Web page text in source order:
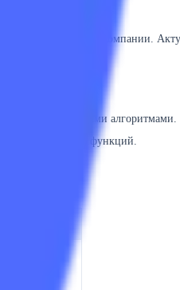
решениям компании.
и нетривиальными алгоритмами.
простых функций.